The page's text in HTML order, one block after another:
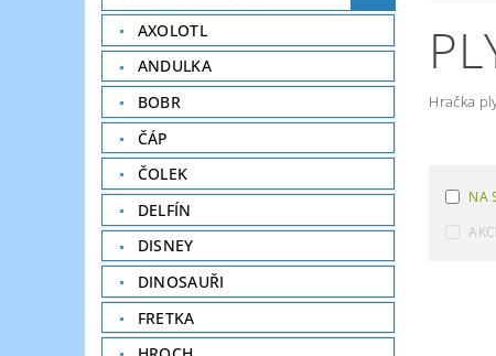
AXOLOTL
ANDULKA
BOBR
ČÁP
ČOLEK
DELFÍN
DISNEY
DINOSAUŘI
FRETKA
Hračka
NA